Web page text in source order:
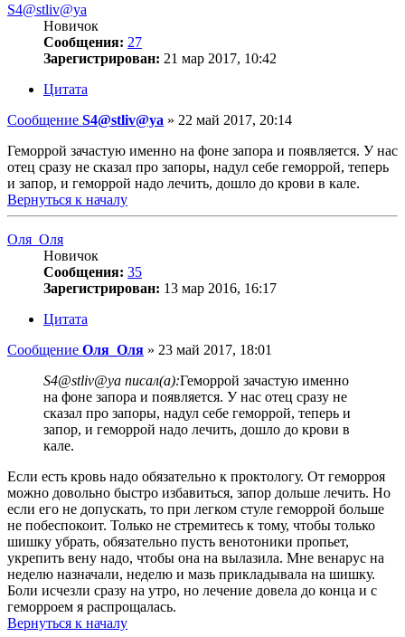
S4@stliv@ya
Новичок
Сообщения: 27
Зарегистрирован: 21 мар 2017, 10:42
Цитата
Сообщение S4@stliv@ya » 22 май 2017, 20:14
Геморрой зачастую именно на фоне запора и появляется. У нас
отец сразу не сказал про запоры, надул себе геморрой, теперь
и запор, и геморрой надо лечить, дошло до крови в кале.
Вернуться к началу
Оля_Оля
Новичок
Сообщения: 35
Зарегистрирован: 13 мар 2016, 16:17
Цитата
Сообщение Оля_Оля » 23 май 2017, 18:01
S4@stliv@ya писал(а):Геморрой зачастую именно
на фоне запора и появляется. У нас отец сразу не
сказал про запоры, надул себе геморрой, теперь и
запор, и геморрой надо лечить, дошло до крови в
кале.
Если есть кровь надо обязательно к проктологу. От геморроя
можно довольно быстро избавиться, запор дольше лечить. Но
если его не допускать, то при легком стуле геморрой больше
не побеспокоит. Только не стремитесь к тому, чтобы только
шишку убрать, обязательно пусть венотоники пропьет,
укрепить вену надо, чтобы она на вылазила. Мне венарус на
неделю назначали, неделю и мазь прикладывала на шишку.
Боли исчезли сразу на утро, но лечение довела до конца и с
геморроем я распрощалась.
Вернуться к началу